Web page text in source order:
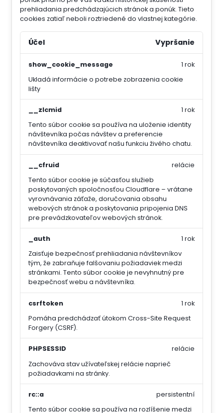
prehliadania predchádzajúcich stránok a ponúk. Tieto
cookies zatiaľ neboli roztriedené do vlastnej kategórie.
Účel Vypršanie
show_cookie_message
Ukladá informácie o potrebe zobrazenia cookie
lišty
1 rok
__zlcmid
Tento súbor cookie sa používa na uloženie identity
návštevníka počas návštev a preferencie
návštevníka deaktivovať našu funkciu živého chatu.
1 rok
__cfruid
Tento súbor cookie je súčasťou služieb
poskytovaných spoločnosťou Cloudflare – vrátane
vyrovnávania záťaže, doručovania obsahu
webových stránok a poskytovania pripojenia DNS
pre prevádzkovateľov webových stránok.
relácie
_auth
Zaisťuje bezpečnosť prehliadania návštevníkov
tým, že zabraňuje falšovaniu požiadaviek medzi
stránkami. Tento súbor cookie je nevyhnutný pre
bezpečnosť webu a návštevníka.
1 rok
csrftoken
Pomáha predchádzať útokom Cross-Site Request
Forgery (CSRF).
1 rok
PHPSESSID
Zachováva stav užívateľskej relácie naprieč
požiadavkami na stránky.
relácie
rc::a
Tento súbor cookie sa používa na rozlíšenie medzi
persistentní